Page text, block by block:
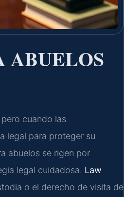
ABUELOS
cuando las
legal para proteger su
abuelos se rigen por
legal cuidadosa. Law
o el derecho de visita de